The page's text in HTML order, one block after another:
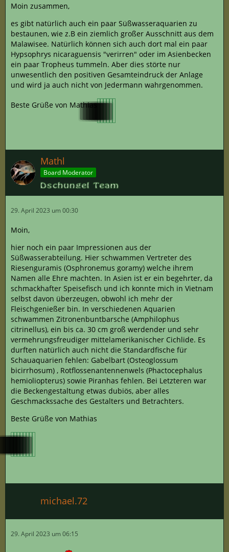
Moin zusammen,
es gibt natürlich auch ein paar Süßwasseraquarien zu
bestaunen, wie z.B ein ziemlich großer Ausschnitt aus dem
Malawisee. Natürlich können sich auch dort mal ein paar
Hypsophrys nicaraguensis "verirren" oder im Asienbecken
ein paar Tropheus tummeln. Aber dies störte nur
unwesentlich den positiven Gesamteindruck der Anlage
und wird ja auch nicht von Jedermann wahrgenommen.
Beste Grüße von Mathias
Mathl
Board Moderator
29. April 2023 um 00:30
Moin,
hier noch ein paar Impressionen aus der
Süßwasserabteilung. Hier schwammen Vertreter des
Riesenguramis (Osphronemus goramy) welche ihrem
Namen alle Ehre machten. In Asien ist er ein begehrter, da
schmackhafter Speisefisch und ich konnte mich in Vietnam
selbst davon überzeugen, obwohl ich mehr der
Fleischgenießer bin. In verschiedenen Aquarien
schwammen Zitronenbuntbarsche (Amphilophus
citrinellus), ein bis ca. 30 cm groß werdender und sehr
vermehrungsfreudiger mittelamerikanischer Cichlide. Es
durften natürlich auch nicht die Standardfische für
Schauaquarien fehlen: Gabelbart (Osteoglossum
bicirrhosum) , Rotflossenantennenwels (Phactocephalus
hemioliopterus) sowie Piranhas fehlen. Bei Letzteren war
die Beckengestaltung etwas dubiös, aber alles
Geschmackssache des Gestalters und Betrachters.
Beste Grüße von Mathias
michael.72
29. April 2023 um 06:15